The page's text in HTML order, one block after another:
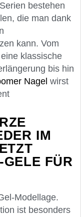
bestehen
die man dank
kann. Vom
klassische
bis hin
Nagel wirst
IM
FÜR
Modellage.
ist besonders